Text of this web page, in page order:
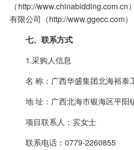
（http://
有限公司（http://www.ggecc.com）
七、联系方式
1.采购人信息
名 称：广西华盛集团北海裕泰
地 址：广西北海市银海区平阳
项目联系人：宾女士
联系电话：0779-2260855